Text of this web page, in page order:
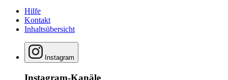
Hilfe
Kontakt
Inhaltsübersicht
Instagram
Instagram-Kanäle